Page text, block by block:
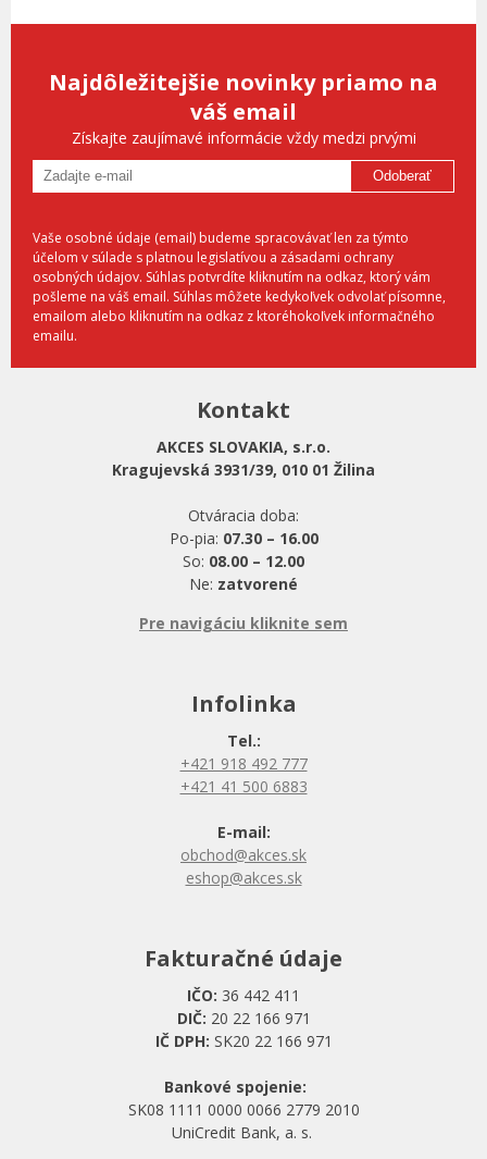
Najdôležitejšie novinky priamo na
váš email
Získajte zaujímavé informácie vždy medzi prvými
Odoberať
Vaše osobné údaje (email) budeme spracovávať len za týmto
účelom v súlade s platnou legislatívou a zásadami ochrany
osobných údajov. Súhlas potvrdíte kliknutím na odkaz, ktorý vám
pošleme na váš email. Súhlas môžete kedykoľvek odvolať písomne,
emailom alebo kliknutím na odkaz z ktoréhokoľvek informačného
emailu.
Kontakt
AKCES SLOVAKIA, s.r.o.
Kragujevská 3931/39, 010 01 Žilina
Otváracia doba:
Po-pia: 07.30 – 16.00
So: 08.00 – 12.00
Ne: zatvorené
Pre navigáciu kliknite sem
Infolinka
Tel.:
+421 918 492 777
+421 41 500 6883
E-mail:
obchod@akces.sk
eshop@akces.sk
Fakturačné údaje
IČO: 36 442 411
DIČ: 20 22 166 971
IČ DPH: SK20 22 166 971
Bankové spojenie:
SK08 1111 0000 0066 2779 2010
UniCredit Bank, a. s.